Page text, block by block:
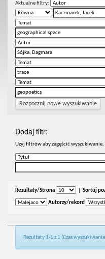
Aktualne filtry:
Rozpocznij nowe wyszukiwanie
Dodaj filtr:
Uzyj filtrów aby zagęścić wyszukiwanie.
Rezultaty/Strona Sortuj
Autorzy/rekord
Rezultaty 1-1 z 1 (Czas